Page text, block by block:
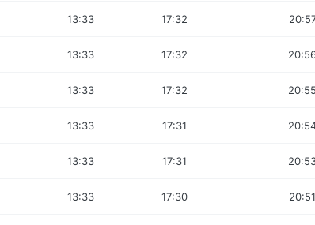
13:33 17:32
13:33 17:32
13:33 17:32 20:55
13:33 17:31
13:33 17:31
13:33 17:30 20:51